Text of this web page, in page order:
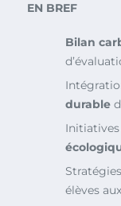
EN BREF
Bilan
durable
Initiatives
élèves aux